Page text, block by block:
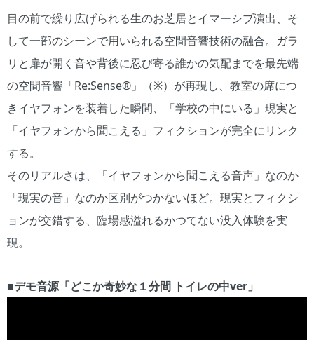
目の前で繰り広げられる生のお芝居とイマーシブ演出、そ
して一部のシーンで用いられる空間音響技術の融合。ガラ
リと扉が開く音や背後に忍び寄る誰かの気配までを最先端
の空間音響「Re:Sense®」（※）が再現し、教室の席につ
きイヤフォンを装着した瞬間、「学校の中にいる」現実と
「イヤフォンから聞こえる」フィクションが完全にリンク
する。
そのリアルさは、「イヤフォンから聞こえる音声」なのか
「現実の音」なのか区別がつかないほど。現実とフィクシ
ョンが交錯する、臨場感溢れるかつてない没入体験を実
現。
■デモ音源「どこか奇妙な１分間 トイレの中ver」